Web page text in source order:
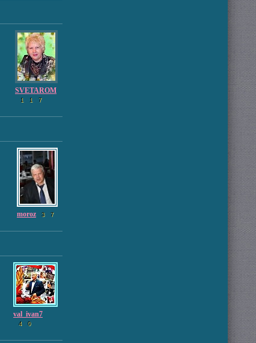
SVETAROM
1 1 7
moroz 3 7
val_ivan7
4 0